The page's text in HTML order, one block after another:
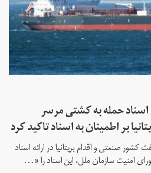
حمله به کشتی مرسر
بر اطمینان به اسناد تاکید کرد
کشور صنعتی و اقدام بریتانیا در ارائه اسناد
امنیت سازمان ملل، این اسناد را «...